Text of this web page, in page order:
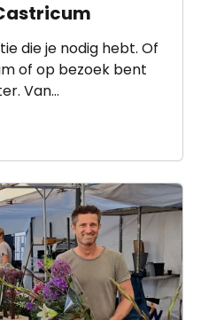
die je nodig hebt. Of
of op bezoek bent
Van
en restaurants